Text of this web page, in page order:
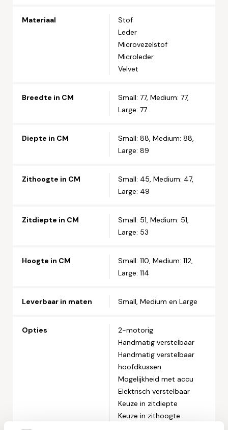
Let op: zorg dat alle velden met een * zijn ingevuld.
Materiaal
Stof
Leder
Microvezelstof
Microleder
Velvet
Breedte in CM
Small: 77, Medium: 77,
Large: 77
Diepte in CM
Small: 88, Medium: 88,
Large: 89
Zithoogte in CM
Small: 45, Medium: 47,
Large: 49
Zitdiepte in CM
Small: 51, Medium: 51,
Large: 53
Hoogte in CM
Small: 110, Medium: 112,
Large: 114
Leverbaar in maten Small, Medium en Large
Opties
2-motorig
Handmatig verstelbaar
Handmatig verstelbaar
hoofdkussen
Mogelijkheid met accu
Elektrisch verstelbaar
Keuze in zitdiepte
Keuze in zithoogte